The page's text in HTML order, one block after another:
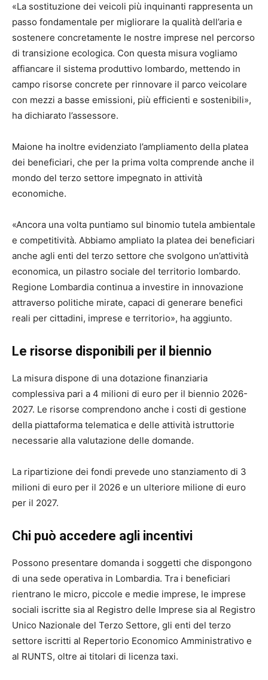
«La sostituzione dei veicoli più inquinanti rappresenta un
passo fondamentale per migliorare la qualità dell’aria e
sostenere concretamente le nostre imprese nel percorso
di transizione ecologica. Con questa misura vogliamo
affiancare il sistema produttivo lombardo, mettendo in
campo risorse concrete per rinnovare il parco veicolare
con mezzi a basse emissioni, più efficienti e sostenibili»,
ha dichiarato l’assessore.
Maione ha inoltre evidenziato l’ampliamento della platea
dei beneficiari, che per la prima volta comprende anche il
mondo del terzo settore impegnato in attività
economiche.
«Ancora una volta puntiamo sul binomio tutela ambientale
e competitività. Abbiamo ampliato la platea dei beneficiari
anche agli enti del terzo settore che svolgono un’attività
economica, un pilastro sociale del territorio lombardo.
Regione Lombardia continua a investire in innovazione
attraverso politiche mirate, capaci di generare benefici
reali per cittadini, imprese e territorio», ha aggiunto.
Le risorse disponibili per il biennio
La misura dispone di una dotazione finanziaria
complessiva pari a 4 milioni di euro per il biennio 2026-
2027. Le risorse comprendono anche i costi di gestione
della piattaforma telematica e delle attività istruttorie
necessarie alla valutazione delle domande.
La ripartizione dei fondi prevede uno stanziamento di 3
milioni di euro per il 2026 e un ulteriore milione di euro
per il 2027.
Chi può accedere agli incentivi
Possono presentare domanda i soggetti che dispongono
di una sede operativa in Lombardia. Tra i beneficiari
rientrano le micro, piccole e medie imprese, le imprese
sociali iscritte sia al Registro delle Imprese sia al Registro
Unico Nazionale del Terzo Settore, gli enti del terzo
settore iscritti al Repertorio Economico Amministrativo e
al RUNTS, oltre ai titolari di licenza taxi.